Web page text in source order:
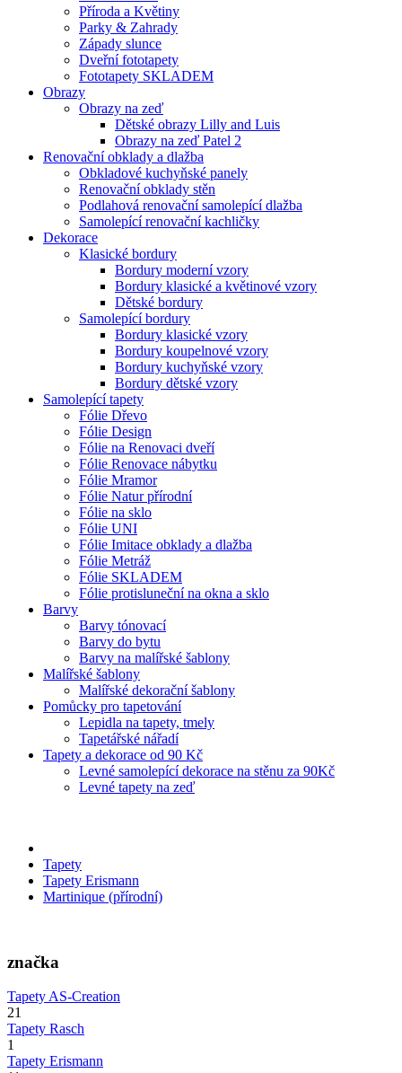
Příroda a Květiny
Parky & Zahrady
Západy slunce
Dveřní fototapety
Fototapety SKLADEM
Obrazy
Obrazy na zeď
Dětské obrazy Lilly and Luis
Obrazy na zeď Patel 2
Renovační obklady a dlažba
Obkladové kuchyňské panely
Renovační obklady stěn
Podlahová renovační samolepící dlažba
Samolepící renovační kachličky
Dekorace
Klasické bordury
Bordury moderní vzory
Bordury klasické a květinové vzory
Dětské bordury
Samolepící bordury
Bordury klasické vzory
Bordury koupelnové vzory
Bordury kuchyňské vzory
Bordury dětské vzory
Samolepící tapety
Fólie Dřevo
Fólie Design
Fólie na Renovaci dveří
Fólie Renovace nábytku
Fólie Mramor
Fólie Natur přírodní
Fólie na sklo
Fólie UNI
Fólie Imitace obklady a dlažba
Fólie Metráž
Fólie SKLADEM
Fólie protisluneční na okna a sklo
Barvy
Barvy tónovací
Barvy do bytu
Barvy na malířské šablony
Malířské šablony
Malířské dekorační šablony
Pomůcky pro tapetování
Lepidla na tapety, tmely
Tapetářské nářadí
Tapety a dekorace od 90 Kč
Levné samolepící dekorace na stěnu za 90Kč
Levné tapety na zeď
Tapety
Tapety Erismann
Martinique (přírodní)
značka
Tapety AS-Creation
21
Tapety Rasch
1
Tapety Erismann